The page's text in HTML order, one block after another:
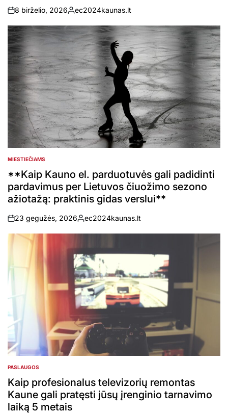
on
8 birželio, 2026
Posted
by
ec2024kaunas.lt
POSTED
MIESTIEČIAMS
**Kaip Kauno el. parduotuvės gali padidinti
pardavimus per Lietuvos čiuožimo sezono
ažiotažą: praktinis gidas verslui**
on
23 gegužės, 2026
Posted
by
ec2024kaunas.lt
POSTED
IN
PASLAUGOS
Kaip profesionalus televizorių remontas
Kaune gali pratęsti jūsų įrenginio tarnavimo
laiką 5 metais